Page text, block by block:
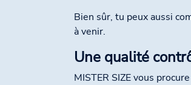
Bien sûr, tu peux aussi
à venir.
Une qualité
MISTER SIZE vous